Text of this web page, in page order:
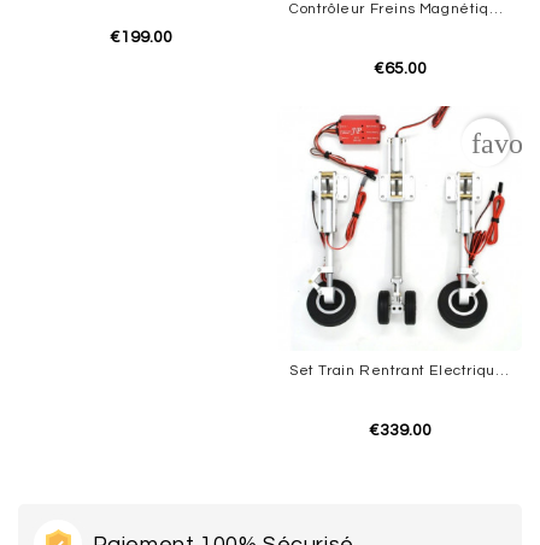
€199.00
Contrôleur Freins Magnétiques Avec Gyro JP HOBBY
€65.00
Set Train Rentrant Electrique Rafale Avons 1.26m Complet JP HOBBY
€339.00